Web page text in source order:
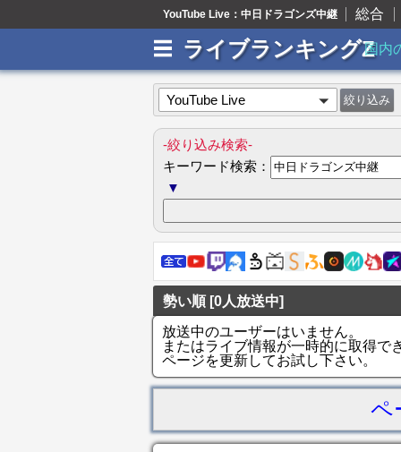
YouTube Live：中日ドラゴンズ中継 総合
ライブランキングZ国内
YouTube Live
-絞り込み検索-
キーワード検索：
▼
勢い順 [0人放送中]
放送中のユーザーはいません。
またはライブ情報が一時的に取得で
ページを更新してお試し下さい。
ペ